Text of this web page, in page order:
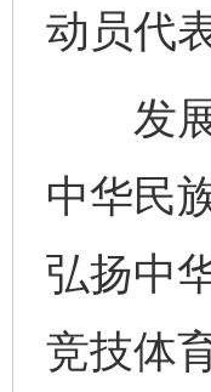
动员代
发展
中华民
弘扬中
竞技体